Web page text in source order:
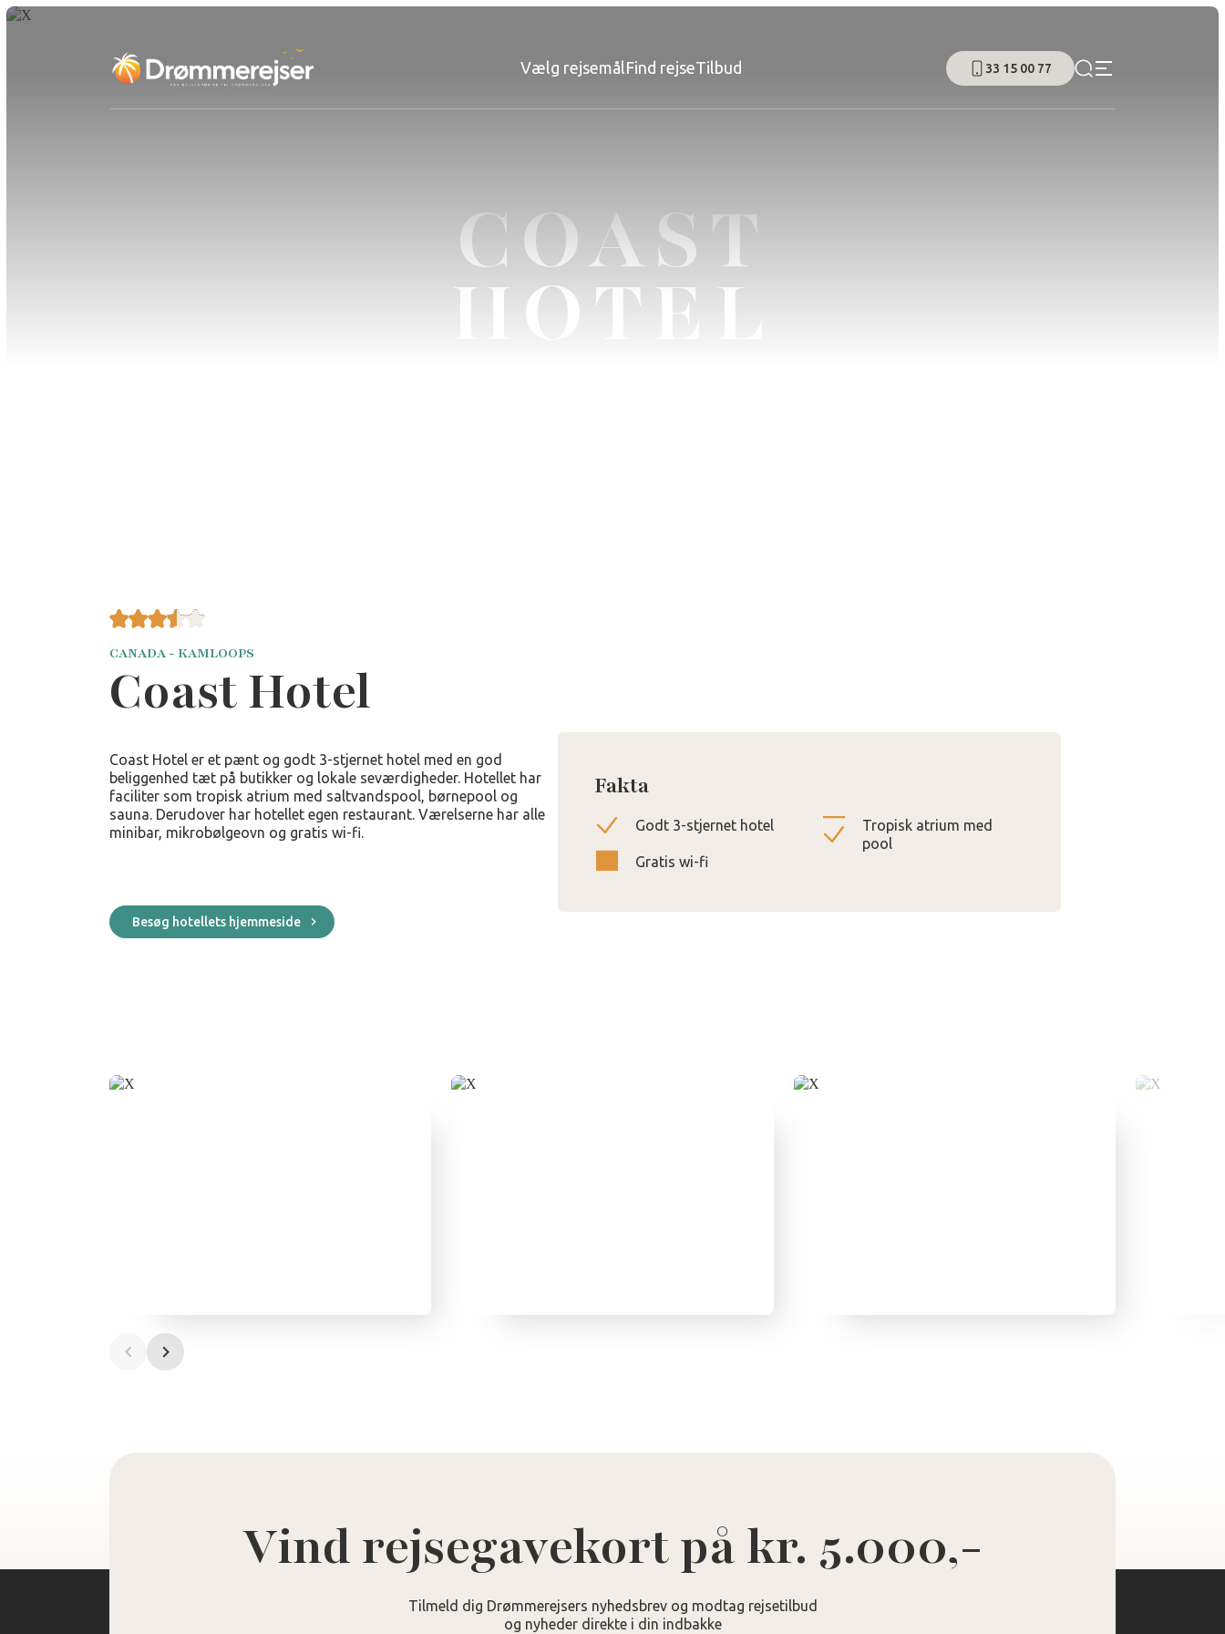
Vælg rejsemålFind rejseTilbud 33 15 00 77
COAST
HOTEL
CANADA - KAMLOOPS
Coast Hotel
Coast Hotel er et pænt og godt 3-stjernet hotel med en god
beliggenhed tæt på butikker og lokale seværdigheder. Hotellet har
faciliter som tropisk atrium med saltvandspool, børnepool og
sauna. Derudover har hotellet egen restaurant. Værelserne har alle
minibar, mikrobølgeovn og gratis wi-fi.
Besøg hotellets hjemmeside
Fakta
Godt 3-stjernet hotel
Gratis wi-fi
Tropisk atrium med
pool
Vind rejsegavekort på kr. 5.000,-
Tilmeld dig Drømmerejsers nyhedsbrev og modtag rejsetilbud
og nyheder direkte i din indbakke